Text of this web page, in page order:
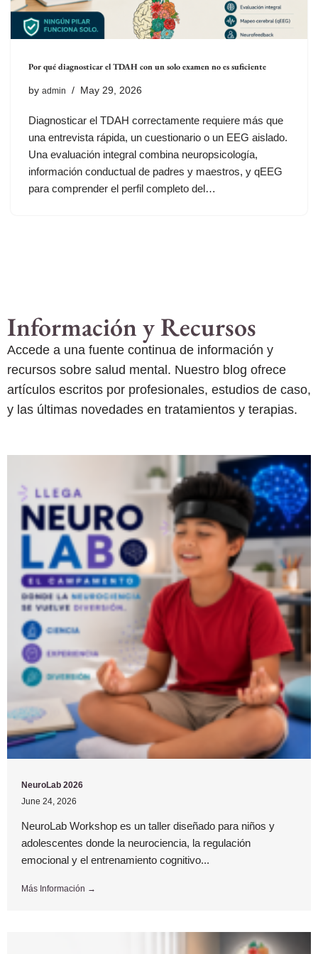
Por qué diagnosticar el TDAH con un solo examen no es suficiente
by admin May 29, 2026
Diagnosticar el TDAH correctamente requiere más que
una entrevista rápida, un cuestionario o un EEG aislado.
Una evaluación integral combina neuropsicología,
información conductual de padres y maestros, y qEEG
para comprender el perfil completo del…
Información y Recursos
Accede a una fuente continua de información y
recursos sobre salud mental. Nuestro blog ofrece
artículos escritos por profesionales, estudios de caso,
y las últimas novedades en tratamientos y terapias.
NeuroLab 2026
June 24, 2026
NeuroLab Workshop es un taller diseñado para niños y
adolescentes donde la neurociencia, la regulación
emocional y el entrenamiento cognitivo...
Más Información →